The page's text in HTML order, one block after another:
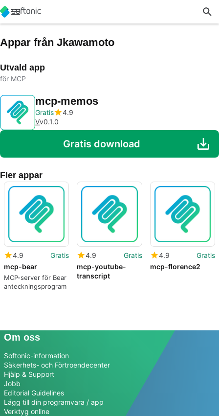
Appar från Jkawamoto
Utvald app
för MCP
mcp-memos
Gratis
4.9
Vv0.1.0
Gratis download
Fler appar
4.9
Gratis
mcp-bear
MCP-server för Bear
anteckningsprogram
4.9
Gratis
mcp-youtube-
transcript
4.9
Gratis
mcp-florence2
Om oss
Softonic-information
Säkerhets- och Förtroendecenter
Hjälp & Support
Jobb
Editorial Guidelines
Lägg till din programvara / app
Verktyg online